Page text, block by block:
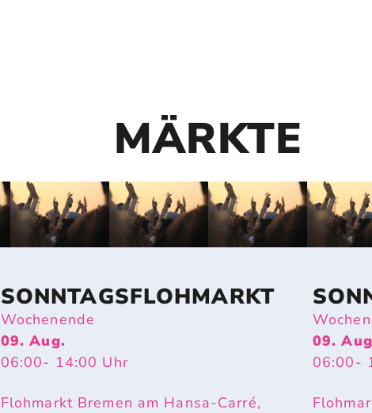
MÄRKTE
SONNTAGSFLOHMARKT
Wochenende
09. Aug.
06:00- 14:00 Uhr
Flohmarkt Bremen am Hansa-Carré,
09.
06:00-